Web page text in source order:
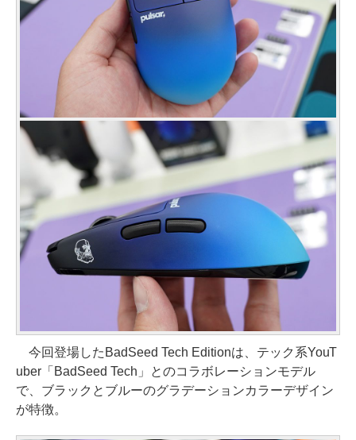
今回登場したBadSeed Tech Editionは、テック系YouT
uber「BadSeed Tech」とのコラボレーションモデル
で、ブラックとブルーのグラデーションカラーデザイン
が特徴。